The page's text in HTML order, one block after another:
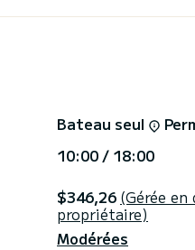
Bateau seul
10:00 / 18:00
$346,26 (Gérée
propriétaire)
Modérées